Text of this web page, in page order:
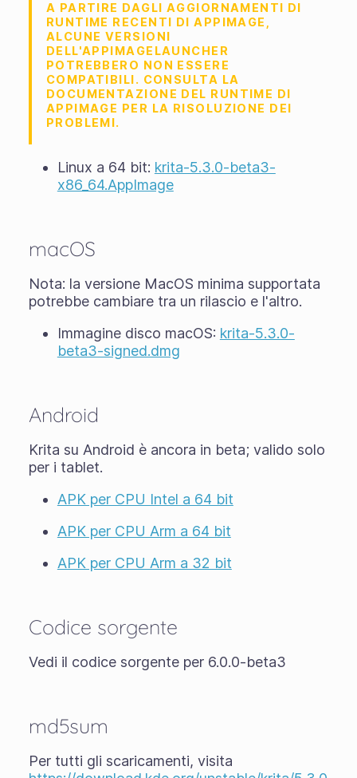
A PARTIRE DAGLI AGGIORNAMENTI DI
RUNTIME RECENTI DI APPIMAGE,
ALCUNE VERSIONI
DELL'APPIMAGELAUNCHER
POTREBBERO NON ESSERE
COMPATIBILI. CONSULTA LA
DOCUMENTAZIONE DEL RUNTIME DI
APPIMAGE PER LA RISOLUZIONE DEI
PROBLEMI.
Linux a 64 bit: krita-5.3.0-beta3-
x86_64.AppImage
macOS
Nota: la versione MacOS minima supportata
potrebbe cambiare tra un rilascio e l'altro.
Immagine disco macOS: krita-5.3.0-
beta3-signed.dmg
Android
Krita su Android è ancora in beta; valido solo
per i tablet.
APK per CPU Intel a 64 bit
APK per CPU Arm a 64 bit
APK per CPU Arm a 32 bit
Codice sorgente
Vedi il codice sorgente per 6.0.0-beta3
md5sum
Per tutti gli scaricamenti, visita